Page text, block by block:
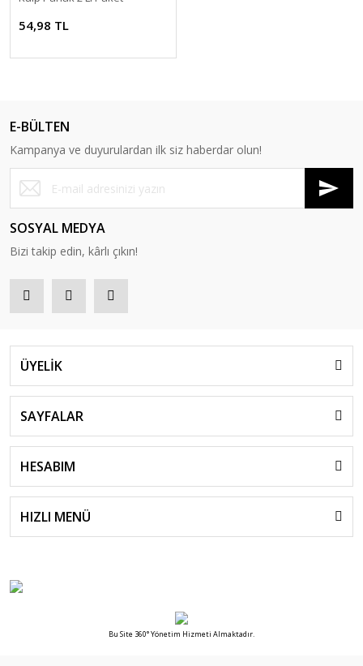
54,98 TL
E-BÜLTEN
Kampanya ve duyurulardan ilk siz haberdar olun!
SOSYAL MEDYA
Bizi takip edin, kârlı çıkın!
ÜYELİK
SAYFALAR
HESABIM
HIZLI MENÜ
Bu Site 360° Yönetim Hizmeti Almaktadır.